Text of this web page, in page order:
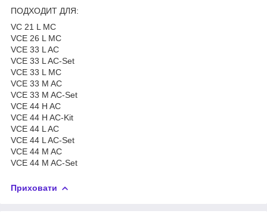
ПОДХОДИТ ДЛЯ:
VC 21 L MC
VCE 26 L MC
VCE 33 L AC
VCE 33 L AC-Set
VCE 33 L MC
VCE 33 M AC
VCE 33 M AC-Set
VCE 44 H AC
VCE 44 H AC-Kit
VCE 44 L AC
VCE 44 L AC-Set
VCE 44 M AC
VCE 44 M AC-Set
Приховати